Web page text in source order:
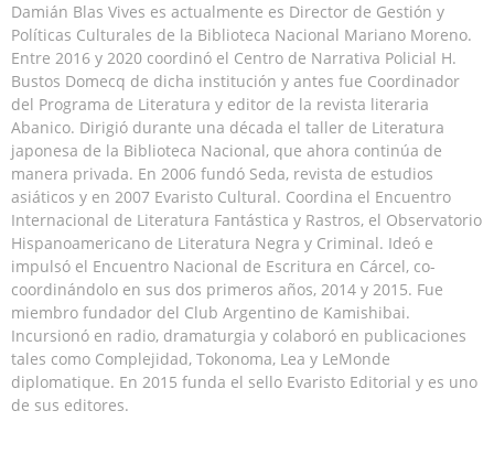
Damián Blas Vives es actualmente es Director de Gestión y
Políticas Culturales de la Biblioteca Nacional Mariano Moreno.
Entre 2016 y 2020 coordinó el Centro de Narrativa Policial H.
Bustos Domecq de dicha institución y antes fue Coordinador
del Programa de Literatura y editor de la revista literaria
Abanico. Dirigió durante una década el taller de Literatura
japonesa de la Biblioteca Nacional, que ahora continúa de
manera privada. En 2006 fundó Seda, revista de estudios
asiáticos y en 2007 Evaristo Cultural. Coordina el Encuentro
Internacional de Literatura Fantástica y Rastros, el Observatorio
Hispanoamericano de Literatura Negra y Criminal. Ideó e
impulsó el Encuentro Nacional de Escritura en Cárcel, co-
coordinándolo en sus dos primeros años, 2014 y 2015. Fue
miembro fundador del Club Argentino de Kamishibai.
Incursionó en radio, dramaturgia y colaboró en publicaciones
tales como Complejidad, Tokonoma, Lea y LeMonde
diplomatique. En 2015 funda el sello Evaristo Editorial y es uno
de sus editores.